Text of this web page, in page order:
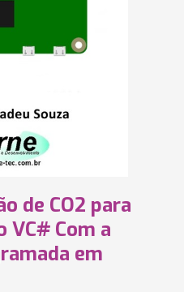
de CO2 para
Com a
em